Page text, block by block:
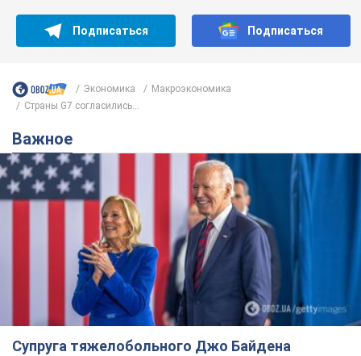
Подписаться Подписаться
Экономика
Mакроэкономика
Страны G7 согласились...
Важное
Супруга тяжелобольного Джо Байдена